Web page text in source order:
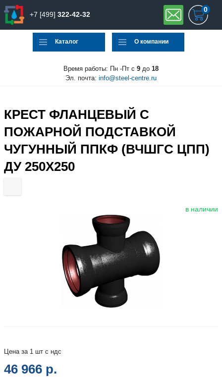
+7 [499] 322-42-32
0
Каталог О компании
Время работы: Пн -Пт с 9 до 18
Эл. почта: info@steel-centre.ru
КРЕСТ ФЛАНЦЕВЫЙ С
ПОЖАРНОЙ ПОДСТАВКОЙ
ЧУГУННЫЙ ППКФ (ВЧШГС ЦПП)
ДУ 250Х250
в наличии
Цена за 1 шт с ндс
46 966 р.